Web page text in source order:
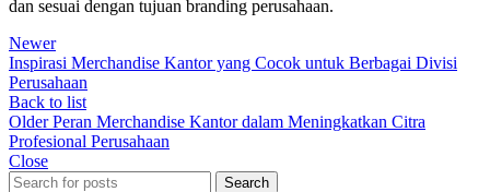
dan sesuai dengan tujuan branding perusahaan.
Newer
Inspirasi Merchandise Kantor yang Cocok untuk Berbagai Divisi
Perusahaan
Back to list
Older Peran Merchandise Kantor dalam Meningkatkan Citra
Profesional Perusahaan
Close
Search